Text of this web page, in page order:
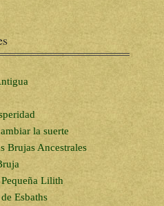
la suerte
Brujas Ancestrales
Lilith
Esbaths